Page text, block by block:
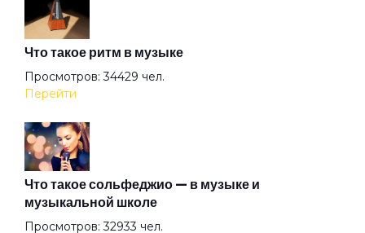
Аристократы
Атлантида
Бабочка
Что такое ритм в музыке
Просмотров: 34429 чел.
Перейти
Что такое сольфеджио — в музыке и
музыкальной школе
Просмотров: 32933 чел.